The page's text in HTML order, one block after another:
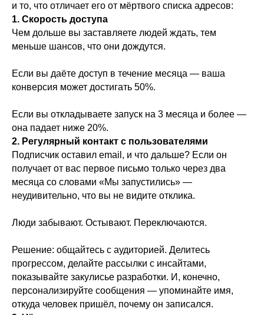
и то, что отличает его от мёртвого списка адресов:
1. Скорость доступа
Чем дольше вы заставляете людей ждать, тем
меньше шансов, что они дождутся.
Если вы даёте доступ в течение месяца — ваша
конверсия может достигать 50%.
Если вы откладываете запуск на 3 месяца и более —
она падает ниже 20%.
2. Регулярный контакт с пользователями
Подписчик оставил email, и что дальше? Если он
получает от вас первое письмо только через два
месяца со словами «Мы запустились» —
неудивительно, что вы не видите отклика.
Люди забывают. Остывают. Переключаются.
Решение: общайтесь с аудиторией. Делитесь
прогрессом, делайте рассылки с инсайтами,
показывайте закулисье разработки. И, конечно,
персонализируйте сообщения — упоминайте имя,
откуда человек пришёл, почему он записался.